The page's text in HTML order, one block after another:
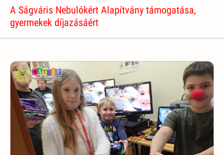
A Ságváris Nebulókért Alapítvány támogatása,
gyermekek díjazásáért